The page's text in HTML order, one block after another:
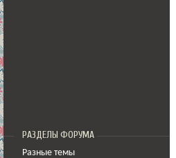
РАЗДЕЛЫ ФОРУМА
Разные темы